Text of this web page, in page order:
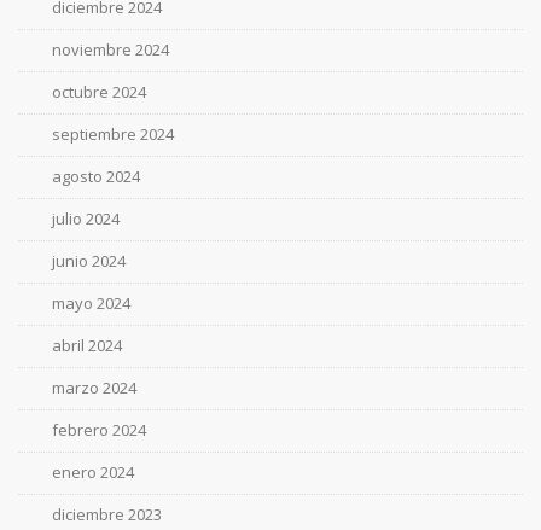
diciembre 2024
noviembre 2024
octubre 2024
septiembre 2024
agosto 2024
julio 2024
junio 2024
mayo 2024
abril 2024
marzo 2024
febrero 2024
enero 2024
diciembre 2023